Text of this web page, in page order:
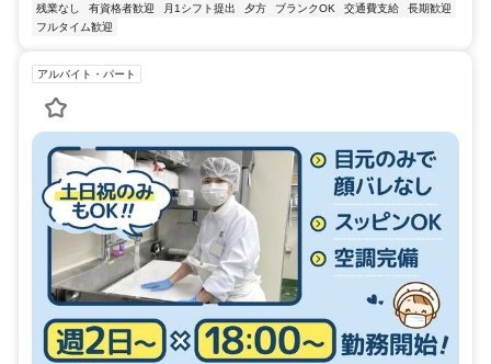
残業なし
有資格者歓迎 月1シフト提出 夕方 ブランクOK 交通費支給
長期歓迎
フルタイム歓迎
アルバイト・パート